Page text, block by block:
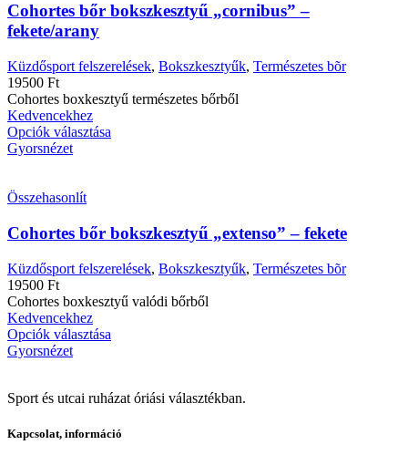
Cohortes bőr bokszkesztyű „cornibus” –
fekete/arany
Küzdősport felszerelések, Bokszkesztyűk, Természetes bõr
19500 Ft
Cohortes boxkesztyű természetes bőrből
Kedvencekhez
Opciók választása
Gyorsnézet
Összehasonlít
Cohortes bőr bokszkesztyű „extenso” – fekete
Küzdősport felszerelések, Bokszkesztyűk, Természetes bõr
19500 Ft
Cohortes boxkesztyű valódi bőrből
Kedvencekhez
Opciók választása
Gyorsnézet
Sport és utcai ruházat óriási választékban.
Kapcsolat, információ